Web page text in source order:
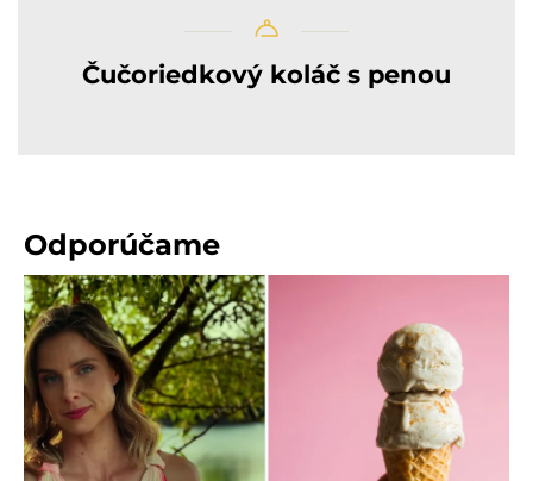
Čučoriedkový koláč s penou
Odporúčame